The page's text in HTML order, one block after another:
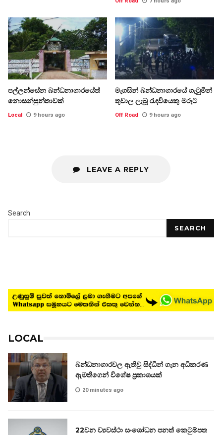
පල්ලන්සේන බන්ධනාගාරයේත්
නොසන්සුන්තාවක්
Local 9 hours ago
මැගසින් බන්ධනාගාරයේ ගැටුමින්
තුවාල ලැබූ රැඳවියෙකු මරුට
Off Road 9 hours ago
LEAVE A REPLY
Search
SEARCH
LOCAL
බන්ධනාගාරවල ඇතිවු සිද්ධීන් ගැන අධිකරණ
ඇමතිගෙන් විශේෂ ප්‍රකාශයක්
20 minutes ago
22වන ව්‍යවස්ථා සංශෝධන පනත් කෙටුම්පත